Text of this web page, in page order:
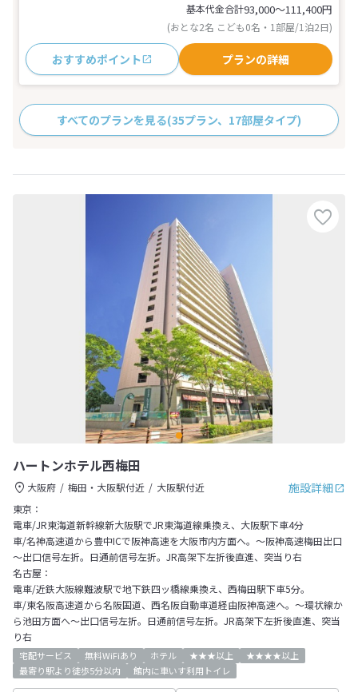
基本代金合計93,000〜111,400円
(おとな2名 こども0名・1部屋/1泊2日)
おすすめポイント プランの詳細
すべてのプランを見る(35プラン、17部屋タイプ)
ハートンホテル西梅田
施設詳細
大阪府 梅田・大阪駅付近
大阪駅付近
東京：
電車/JR東海道新幹線新大阪駅でJR東海道線乗換え、大阪駅下車4分
車/名神高速道から豊中ICで阪神高速を大阪市内方面へ。～阪神高速梅田出口
～出口信号左折。日通前信号左折。JR高架下左折後直進、突当り右
名古屋：
電車/近鉄大阪線難波駅で地下鉄四ッ橋線乗換え、西梅田駅下車5分。
車/東名阪高速道から名阪国道、西名阪自動車道経由阪神高速へ。～環状線か
ら池田方面へ～出口信号左折。日通前信号左折。JR高架下左折後直進、突当
り右
宅配サービス 無料WiFiあり ホテル ★★★以上
★★★★以上
最寄り駅より徒歩5分以内
館内に車いす利用トイレ